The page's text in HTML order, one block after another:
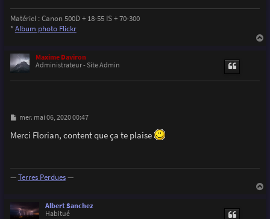
Matériel : Canon 500D + 18-55 IS + 70-300
*Album photo Flickr
Maxime Daviron
Administrateur - Site Admin
M
s
s
mer. mai 06, 2020 00:47
Merci Florian, content que ça te plaise
—Terres Perdues—
Albert Sanchez
Habitué